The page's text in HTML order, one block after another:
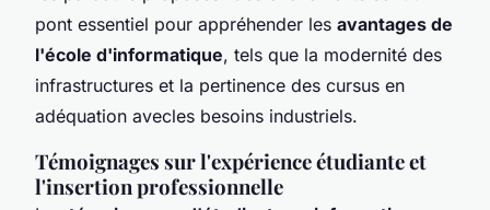
pont essentiel pour appréhender les avantages de
l'école d'informatique, tels que la modernité des
infrastructures et la pertinence des cursus en
adéquation avecles besoins industriels.
Témoignages sur l'expérience étudiante et
l'insertion professionnelle